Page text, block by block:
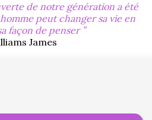
de notre génération a été
peut changer sa vie en
façon de penser
James